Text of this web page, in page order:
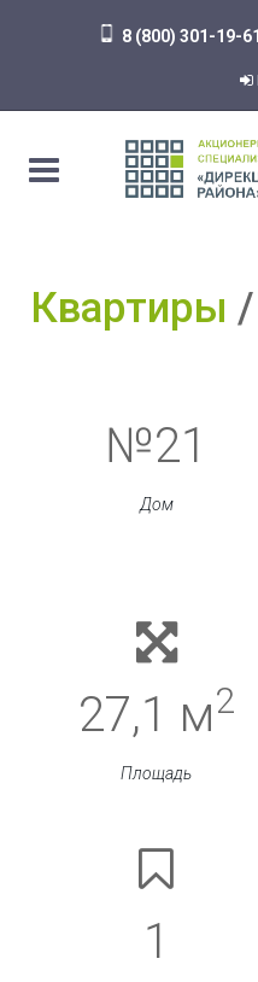
8 (800) 301-19-61
Квартиры
№21
Дом
27,1 м2
Площадь
1